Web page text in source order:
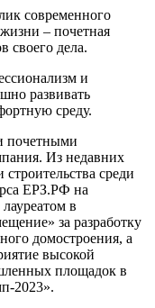
современного
– почетная
своего дела.
и
развивать
среду.
почетными
Из недавних
среди
ЕРЗ.РФ на
в
за разработку
домостроения, а
высокой
площадок в
2023».